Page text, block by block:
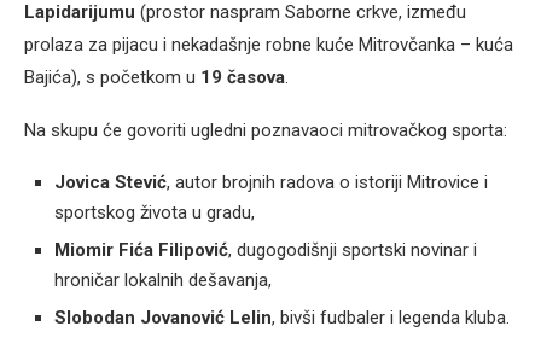
Lapidarijumu (prostor naspram Saborne crkve, između
prolaza za pijacu i nekadašnje robne kuće Mitrovčanka – kuća
Bajića), s početkom u 19 časova.
Na skupu će govoriti ugledni poznavaoci mitrovačkog sporta:
Jovica Stević, autor brojnih radova o istoriji Mitrovice i
sportskog života u gradu,
Miomir Fića Filipović, dugogodišnji sportski novinar i
hroničar lokalnih dešavanja,
Slobodan Jovanović Lelin, bivši fudbaler i legenda kluba.